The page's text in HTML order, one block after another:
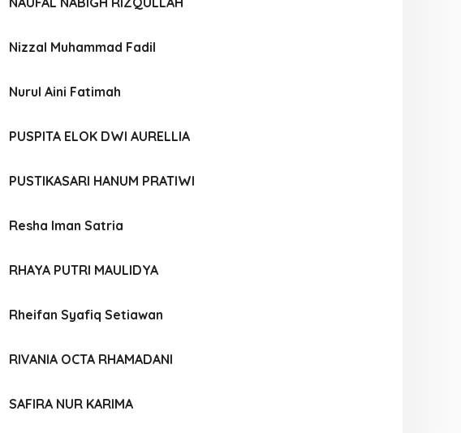
Nizzal Muhammad Fadil
Nurul Aini Fatimah
PUSPITA ELOK DWI AURELLIA
PUSTIKASARI HANUM PRATIWI
Resha Iman Satria
RHAYA PUTRI MAULIDYA
Rheifan Syafiq Setiawan
RIVANIA OCTA RHAMADANI
SAFIRA NUR KARIMA